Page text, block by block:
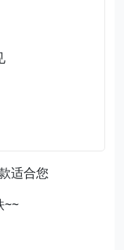
适合您
~~